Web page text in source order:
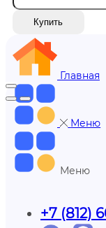
Купить
Главная
Меню
Меню
+7 (812)